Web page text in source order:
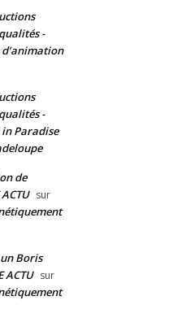
-
-
Paradise
de
sur
Boris
ACTU sur